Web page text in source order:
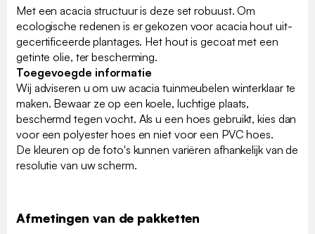
Met een acacia structuur is deze set robuust. Om
ecologische redenen is er gekozen voor acacia hout uit-
gecertificeerde plantages. Het hout is gecoat met een
getinte olie, ter bescherming.
Toegevoegde informatie
Wij adviseren u om uw acacia tuinmeubelen winterklaar te
maken. Bewaar ze op een koele, luchtige plaats,
beschermd tegen vocht. Als u een hoes gebruikt, kies dan
voor een polyester hoes en niet voor een PVC hoes.
De kleuren op de foto's kunnen variëren afhankelijk van de
resolutie van uw scherm.
Afmetingen van de pakketten